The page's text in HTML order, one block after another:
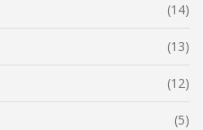
(14)
(13)
(12)
(5)